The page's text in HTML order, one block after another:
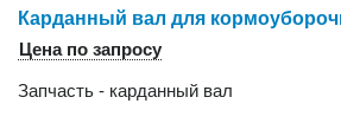
Цена по запросу
Запчасть - карданный вал